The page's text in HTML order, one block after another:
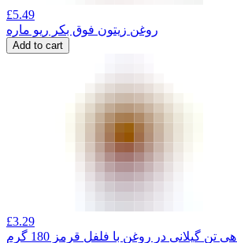
£5.49
روغن زیتون فوق بکر ریو ماره
Add to cart
£3.29
تن گیلانی در روغن با فلفل قرمز 180 گرم